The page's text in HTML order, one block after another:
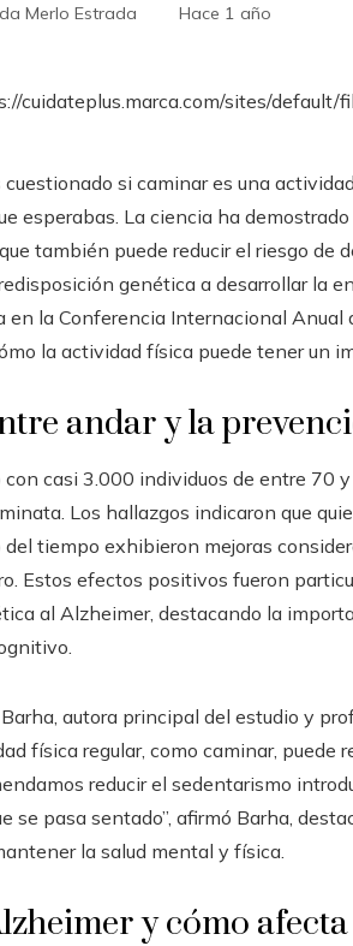
Merlo Estrada Hace 1 año
si caminar es una
esperabas. La ciencia ha
también puede reducir el riesgo
genética a desarrollar la
en la Conferencia Internacional
la actividad física puede tener un
andar y la
con casi 3.000 individuos de entre 70
Los hallazgos indicaron que
tiempo exhibieron mejoras
Estos efectos positivos fueron
al Alzheimer, destacando la
autora principal del estudio y
física regular, como caminar, puede
reducir el sedentarismo
se pasa sentado”, afirmó Barha,
la salud mental y física.
y cómo